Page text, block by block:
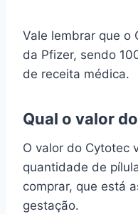
Vale lembrar que o
da Pfizer, sendo
de receita médica.
Qual o valor
O valor do Cytotec
quantidade de
comprar, que está
gestação.